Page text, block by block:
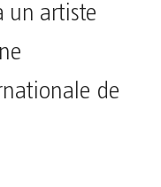
un artiste
de